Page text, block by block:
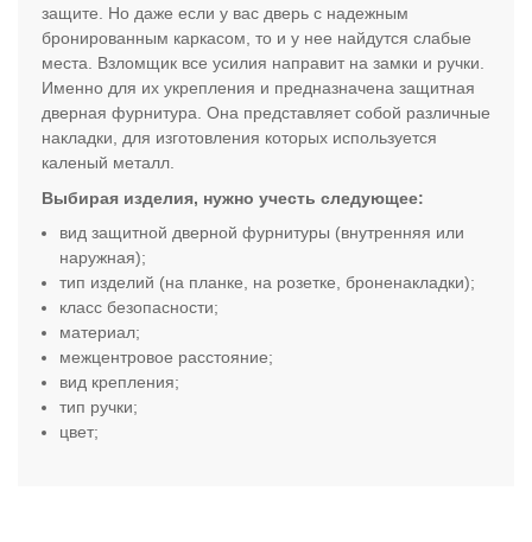
защите. Но даже если у вас дверь с надежным
бронированным каркасом, то и у нее найдутся слабые
места. Взломщик все усилия направит на замки и ручки.
Именно для их укрепления и предназначена защитная
дверная фурнитура. Она представляет собой различные
накладки, для изготовления которых используется
каленый металл.
Выбирая изделия, нужно учесть следующее:
вид защитной дверной фурнитуры (внутренняя или
наружная);
тип изделий (на планке, на розетке, броненакладки);
класс безопасности;
материал;
межцентровое расстояние;
вид крепления;
тип ручки;
цвет;